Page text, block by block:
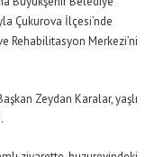
Çukurova İlçesi’nde
Rehabilitasyon Merkezi’ni
Zeydan Karalar, yaşlı